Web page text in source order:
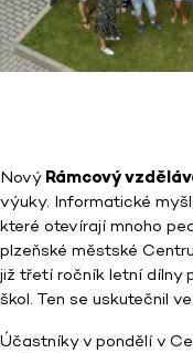
Nový Rámcový
výuky. Informatické
které otevírají mnoho
plzeňské městské
již třetí ročník letní dílny
škol. Ten se uskutečnil
Účastníky v pondělí v